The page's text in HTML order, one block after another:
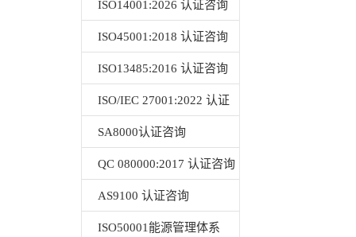
ISO14001:2026 认证咨询
ISO45001:2018 认证咨询
ISO13485:2016 认证咨询
ISO/IEC 27001:2022 认证
咨询
SA8000认证咨询
QC 080000:2017 认证咨询
AS9100 认证咨询
ISO50001能源管理体系